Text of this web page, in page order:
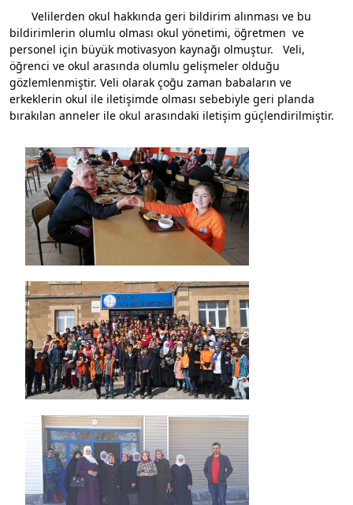
Velilerden okul hakkında geri bildirim alınması ve bu
bildirimlerin olumlu olması okul yönetimi, öğretmen ve
personel için büyük motivasyon kaynağı olmuştur. Veli,
öğrenci ve okul arasında olumlu gelişmeler olduğu
gözlemlenmiştir. Veli olarak çoğu zaman babaların ve
erkeklerin okul ile iletişimde olması sebebiyle geri planda
bırakılan anneler ile okul arasındaki iletişim güçlendirilmiştir.